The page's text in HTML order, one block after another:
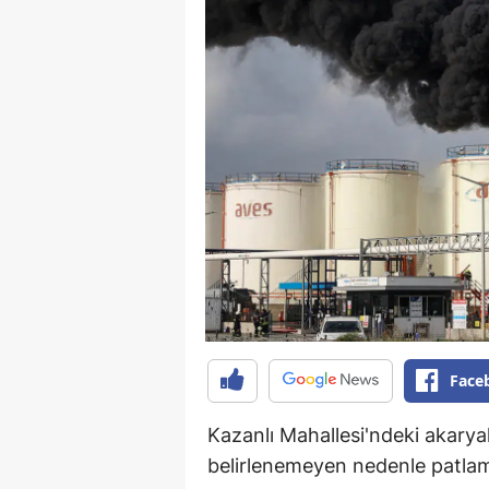
Kazanlı Mahallesi'ndeki
belirlenemeyen nedenle